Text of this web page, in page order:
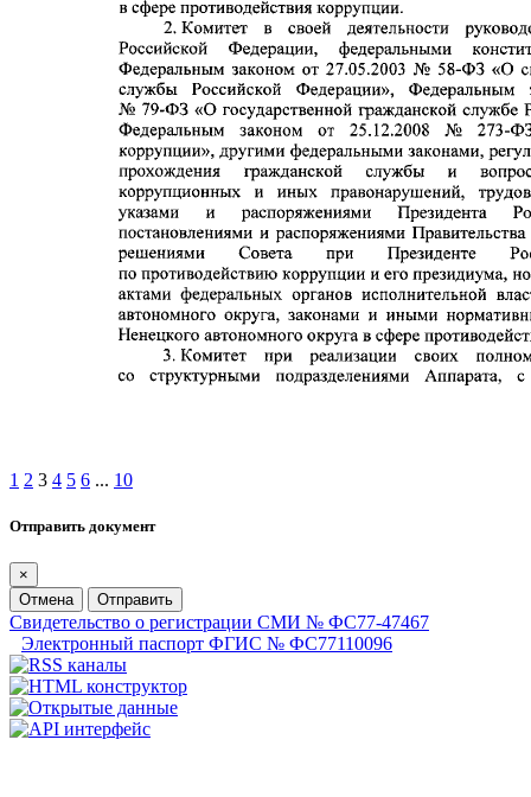
1 2 3 4 5 6 ... 10
Отправить документ
×
Отмена
Отправить
Свидетельство о регистрации СМИ № ФС77-47467
Электронный паспорт ФГИС № ФС77110096